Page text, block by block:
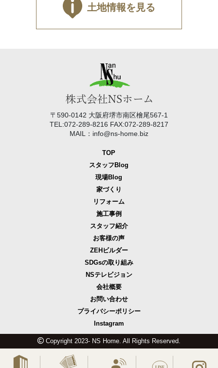
土地情報を見る
〒590-0142 大阪府堺市南区檜尾567-1
TEL:072-289-8216 FAX:072-289-8217
MAIL：info@ns-home.biz
TOP
スタッフBlog
現場Blog
家づくり
リフォーム
施工事例
スタッフ紹介
お客様の声
ZEHビルダー
SDGsの取り組み
NSテレビジョン
会社概要
お問い合わせ
プライバシーポリシー
Instagram
Copyright 2023- NS Home. All Rights Reserved.